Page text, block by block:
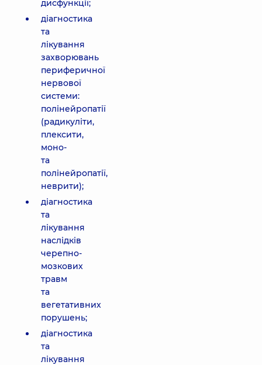
дисфункції;
діагностика
та
лікування
захворювань
периферичної
нервової
системи:
полінейропатії
(радикуліти,
плексити,
моно-
та
полінейропатії,
неврити);
діагностика
та
лікування
наслідків
черепно-
мозкових
травм
та
вегетативних
порушень;
діагностика
та
лікування